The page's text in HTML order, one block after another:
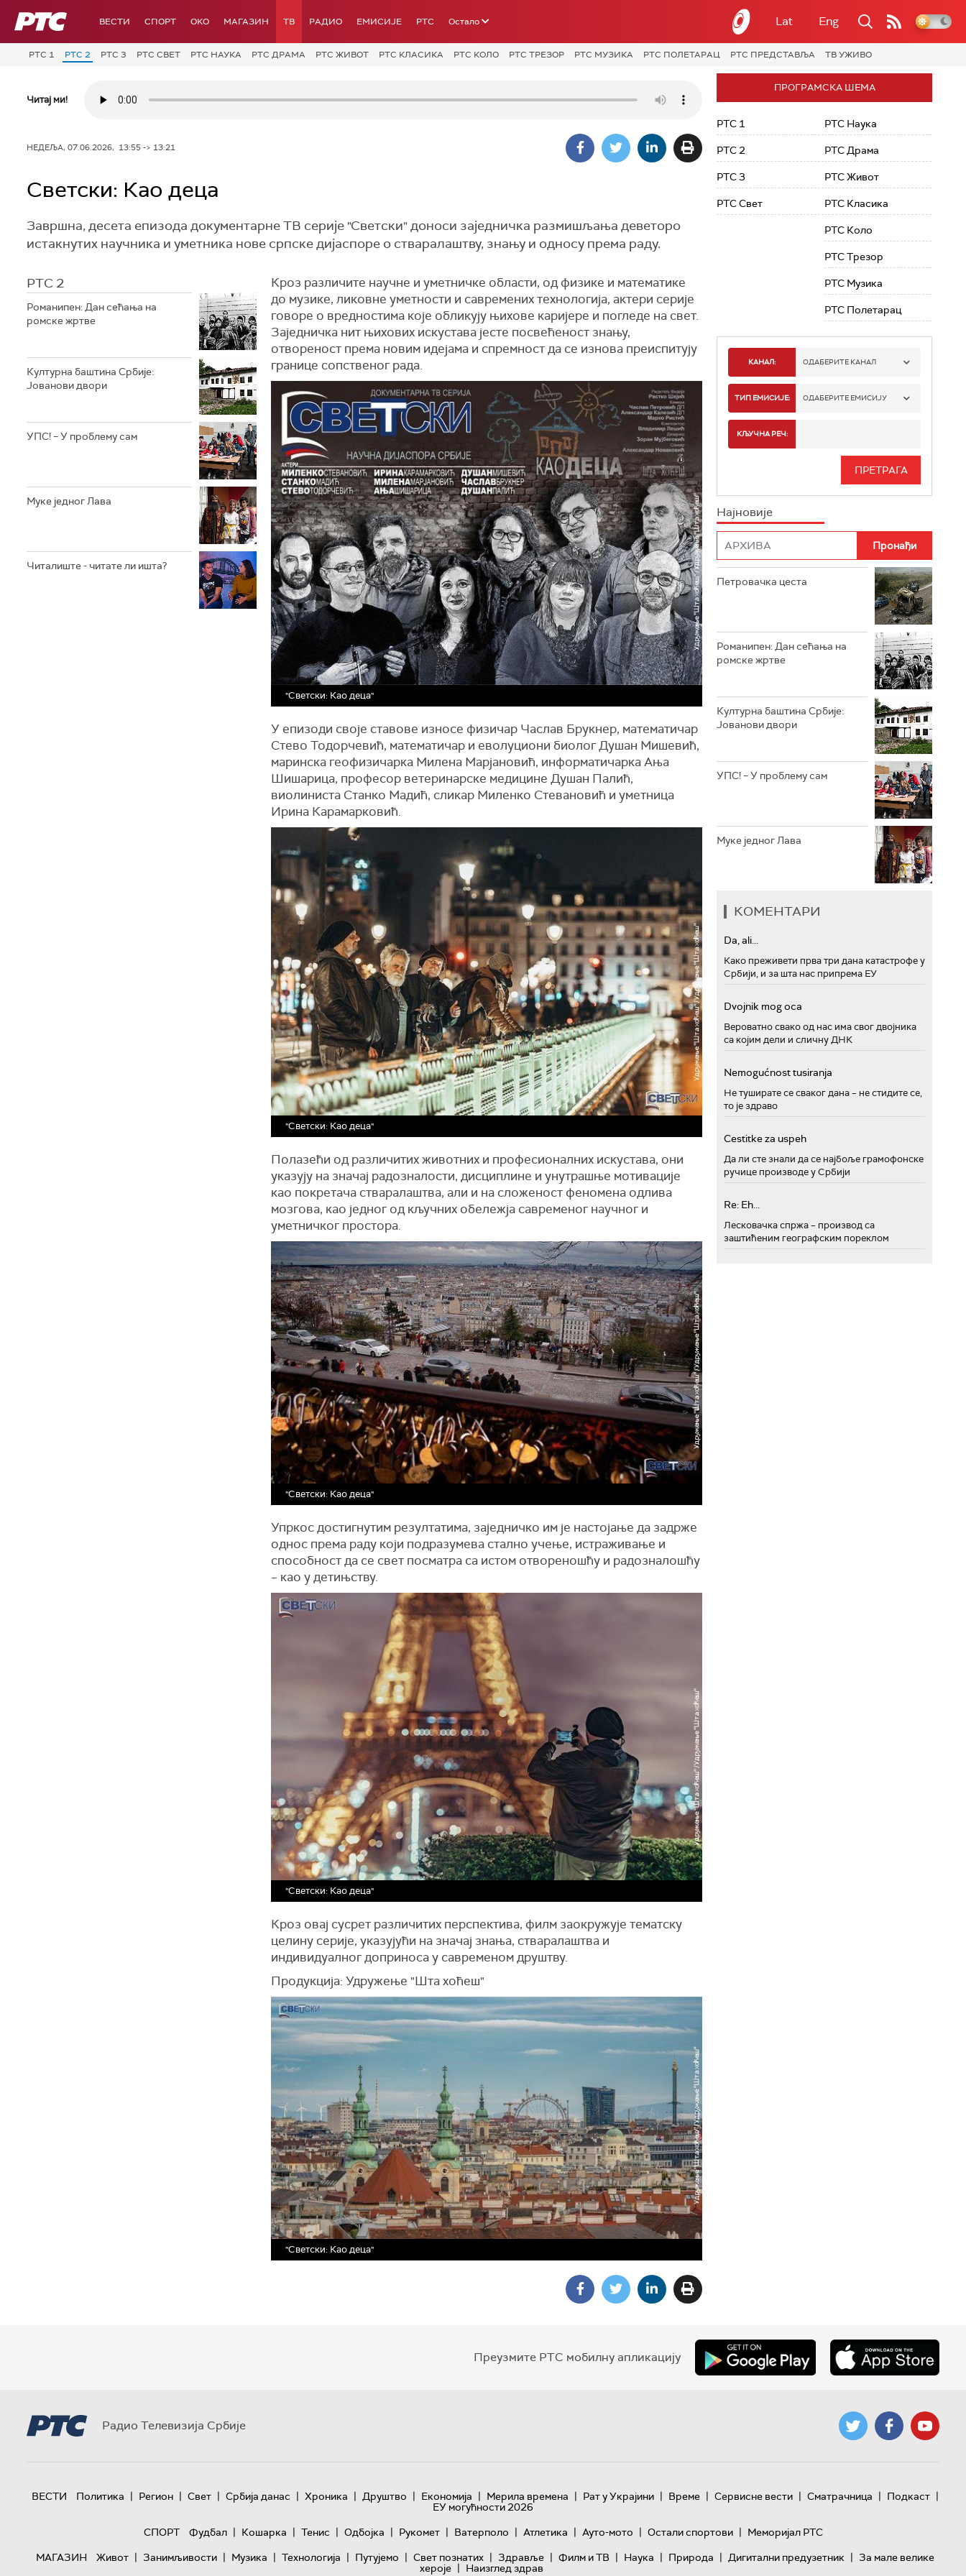
РТС ВЕСТИ СПОРТ OKO МАГАЗИН ТВ РАДИО ЕМИСИЈЕ РТС Остало Lat Eng
РТС 1 РТС 2 РТС 3 РТС СВЕТ РТС НАУКА РТС ДРАМА РТС ЖИВОТ РТС КЛАСИКА РТС КОЛО РТС ТРЕЗОР РТС МУЗИКА РТС ПОЛЕТАРАЦ РТС ПРЕДСТАВЉА ТВ УЖИВО
Читај ми!
НЕДЕЉА, 07.06.2026, 13:55 -> 13:21
Светски: Као деца
Завршна, десета епизода документарне ТВ серије "Светски" доноси заједничка размишљања деветоро
истакнутих научника и уметника нове српске дијаспоре о стваралаштву, знању и односу према раду.
РТС 2
Романипен: Дан сећања на
ромске жртве
Културна баштина Србије:
Јованови двори
УПС! – У проблему сам
Муке једног Лава
Читалиште - читате ли ишта?
Кроз различите научне и уметничке области, од физике и математике
до музике, ликовне уметности и савремених технологија, актери серије
говоре о вредностима које обликују њихове каријере и погледе на свет.
Заједничка нит њихових искустава јесте посвећеност знању,
отвореност према новим идејама и спремност да се изнова преиспитују
границе сопственог рада.
"Светски: Као деца"
У епизоди своје ставове износе физичар Часлав Брукнер, математичар
Стево Тодорчевић, математичар и еволуциони биолог Душан Мишевић,
маринска геофизичарка Милена Марјановић, информатичарка Ања
Шишарица, професор ветеринарске медицине Душан Палић,
виолиниста Станко Мадић, сликар Миленко Стевановић и уметница
Ирина Карамарковић.
"Светски: Као деца"
Полазећи од различитих животних и професионалних искустава, они
указују на значај радозналости, дисциплине и унутрашње мотивације
као покретача стваралаштва, али и на сложеност феномена одлива
мозгова, као једног од кључних обележја савременог научног и
уметничког простора.
"Светски: Као деца"
Упркос достигнутим резултатима, заједничко им је настојање да задрже
однос према раду који подразумева стално учење, истраживање и
способност да се свет посматра са истом отвореношћу и радозналошћу
– као у детињству.
"Светски: Као деца"
Кроз овај сусрет различитих перспектива, филм заокружује тематску
целину серије, указујући на значај знања, стваралаштва и
индивидуалног доприноса у савременом друштву.
Продукција: Удружење "Шта хоћеш"
"Светски: Као деца"
ПРОГРАМСКА ШЕМА
РТС 1
РТС 2
РТС 3
РТС Свет
РТС Наука
РТС Драма
РТС Живот
РТС Класика
РТС Коло
РТС Трезор
РТС Музика
РТС Полетарац
КАНАЛ: ОДАБЕРИТЕ КАНАЛ
РТС 1
РТС 3
РТС КЛАСИКА
РТС ТРЕЗОР
РТС МУЗИКА
РТС ПОЛЕТАРАЦ
ТИП ЕМИСИЈЕ: ОДАБЕРИТЕ ЕМИСИЈУ
КЉУЧНА РЕЧ:
Најновије
Петровачка цеста
Романипен: Дан сећања на
ромске жртве
Културна баштина Србије:
Јованови двори
УПС! – У проблему сам
Муке једног Лава
КОМЕНТАРИ
Da, ali...
Како преживети прва три дана катастрофе у
Србији, и за шта нас припрема ЕУ
Dvojnik mog oca
Вероватно свако од нас има свог двојника
са којим дели и сличну ДНК
Nemogućnost tusiranja
Не туширате се сваког дана – не стидите се,
то је здраво
Cestitke za uspeh
Да ли сте знали да се најбоље грамофонске
ручице производе у Србији
Re: Eh...
Лесковачка спржа – производ са
заштићеним географским пореклом
Преузмите РТС мобилну апликацију
Радио Телевизија Србије
ВЕСТИ Политика | Регион | Свет | Србија данас | Хроника | Друштво | Економија | Мерила времена | Рат у Украјини | Време | Сервисне вести | Сматрачница | Подкаст |
ЕУ могућности 2026
СПОРТ
Фудбал | Кошарка | Тенис | Одбојка | Рукомет | Ватерполо | Атлетика | Ауто-мото | Остали спортови | Меморијал РТС
МАГАЗИН
Живот | Занимљивости | Музика | Технологијa | Путујемо | Свет познатих | Здравље | Филм и ТВ | Наука | Природа | Дигитални предузетник | За мале велике
хероје | Наизглед здрав